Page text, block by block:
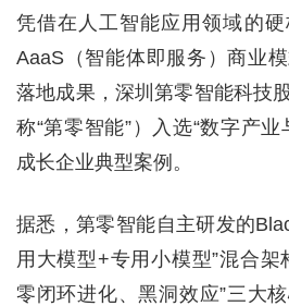
凭借在人工智能应用领域的
AaaS（智能体即服务）商业
落地成果，深圳第零智能科技
称“第零智能”）入选“数字产
成长企业典型案例。
据悉，第零智能自主研发的
用大模型+专用小模型”混合架
零闭环进化、黑洞效应”三大